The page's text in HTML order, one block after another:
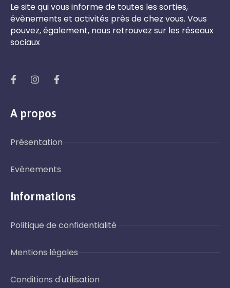
Le site qui vous informe de toutes les sorties,
évènements et activités près de chez vous. Vous
pouvez, également, nous retrouvez sur les réseaux
sociaux
A propos
Présentation
Evènements
Informations
Politique de confidentialité
Mentions légales
Conditions d'utilisation